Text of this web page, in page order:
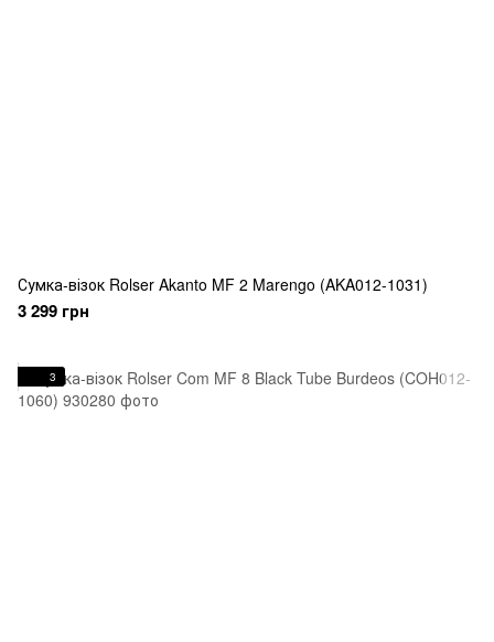
Сумка-візок Rolser Akanto MF 2 Marengo (AKA012-1031)
3 299 грн
3